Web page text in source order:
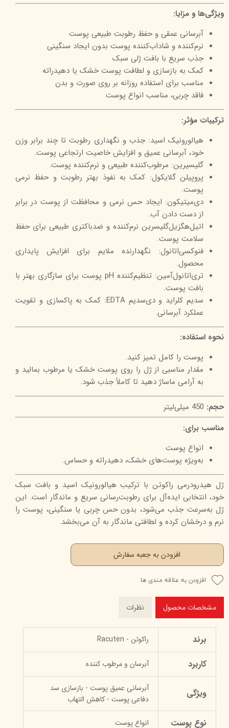
ویژگی‌ها و مزایا:
آبرسانی عمقی و حفظ رطوبت طبیعی پوست
نرم‌کننده و شاداب‌کننده پوست بدون ایجاد سنگینی
جذب سریع با بافت ژلی سبک
کمک به بازسازی و لطافت پوست خشک یا دهیدراته
مناسب برای استفاده روزانه بر روی صورت و بدن
فاقد چربی، مناسب انواع پوست
ترکیبات مؤثر:
هیالورونیک اسید: جذب و نگهداری رطوبت تا چند برابر وزن
خود، آبرسانی عمیق و افزایش خاصیت ارتجاعی پوست.
گلیسیرین: مرطوب‌کننده طبیعی و نرم‌کننده پوست.
پروپیلن گلایکول: کمک به نفوذ بهتر رطوبت و حفظ نرمی
پوست.
دی‌میتیکون: ایجاد حس نرمی و محافظت از پوست در برابر
از دست دادن آب.
اتیل‌هگزیل‌گلیسرین نرم‌کننده و ضدباکتری طبیعی برای حفظ
سلامت پوست.
فنوکسی‌اتانول: نگهدارنده ملایم برای افزایش پایداری
محصول.
تری‌اتانول‌آمین: تنظیم‌کننده pH پوست برای سازگاری بهتر با
بافت پوست.
سدیم کلراید و دی‌سدیم EDTA: کمک به پاکسازی و تقویت
عملکرد آبرسانی.
نحوه استفاده:
پوست را کامل تمیز کنید.
مقدار مناسبی از ژل را روی پوست خشک یا مرطوب بمالید و
به آرامی ماساژ دهید تا کاملاً جذب شود.
حجم: 450 میلی‌لیتر
مناسب برای:
انواع پوست
به‌ویژه پوست‌های خشک، دهیدراته و حساس.
ژل هیدرودرمی راکوتن با ترکیب هیالورونیک اسید و بافت سبک
خود، انتخابی ایده‌آل برای رطوبت‌رسانی سریع و ماندگار است. این
ژل به‌سرعت جذب می‌شود، بدون حس چربی یا سنگینی، پوست را
نرم و درخشان کرده و لطافتی ماندگار به آن می‌بخشد.
افزودن به جعبه سفارش
افزودن به علاقه مندی ها
مشخصات محصول نظرات
برند راکوتن - Racuten
کاربرد آبرسان و مرطوب کننده
ویژگی
آبرسانی عمیق پوست - بازسازی سد
دفاعی پوست - کاهش التهاب
نوع پوست انواع پوست